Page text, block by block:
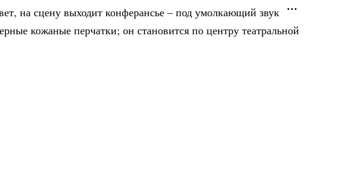
на сцену выходит конферансье – под умолкающий звук
кожаные перчатки; он становится по центру театральной